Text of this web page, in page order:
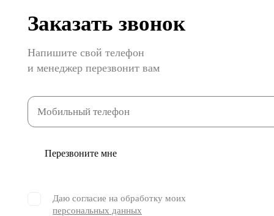
Заказать звонок
Напишите свой телефон
и менеджер перезвонит вам
Перезвоните мне
Даю согласие на обработку моих
персональных данных